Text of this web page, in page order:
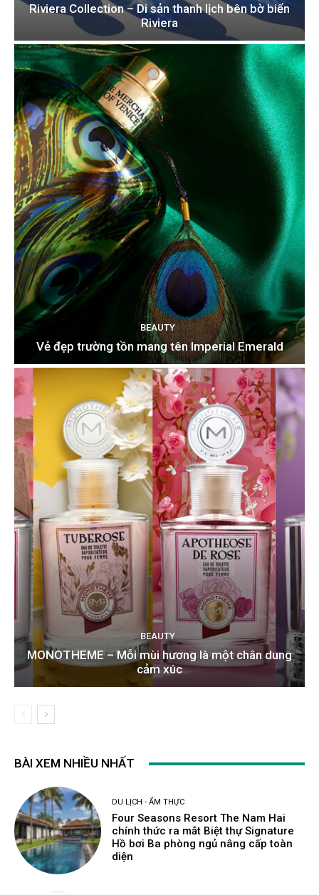
Riviera Collection – Di sản thanh lịch bên bờ biển
Riviera
BEAUTY
Vẻ đẹp trường tồn mang tên Imperial Emerald
BEAUTY
MONOTHEME – Mỗi mùi hương là một chân dung
cảm xúc
BÀI XEM NHIỀU NHẤT
DU LỊCH - ẨM THỰC
Four Seasons Resort The Nam Hai
chính thức ra mắt Biệt thự Signature
Hồ bơi Ba phòng ngủ nâng cấp toàn
diện